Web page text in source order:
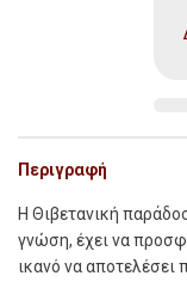
Περιγραφή
Η Θιβετανική
γνώση, έχει να
ικανό να αποτελέσει